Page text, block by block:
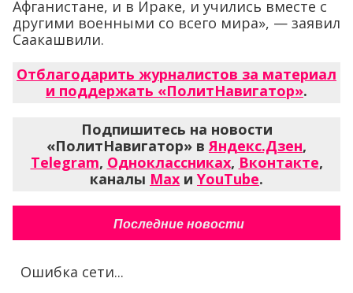
Афганистане, и в Ираке, и учились вместе с
другими военными со всего мира», — заявил
Саакашвили.
Отблагодарить журналистов за материал
и поддержать «ПолитНавигатор».
Подпишитесь на новости
«ПолитНавигатор» в Яндекс.Дзен,
Telegram, Одноклассниках, Вконтакте,
каналы Max и YouTube.
Последние новости
Ошибка сети...